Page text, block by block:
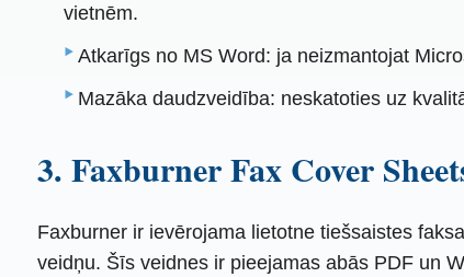
vietnēm.
Atkarīgs no MS Word: ja neizmantojat
Mazāka daudzveidība: neskatoties uz
3. Faxburner Fax Cover
Faxburner ir ievērojama lietotne tiešsaistes
veidņu. Šīs veidnes ir pieejamas abās PDF un